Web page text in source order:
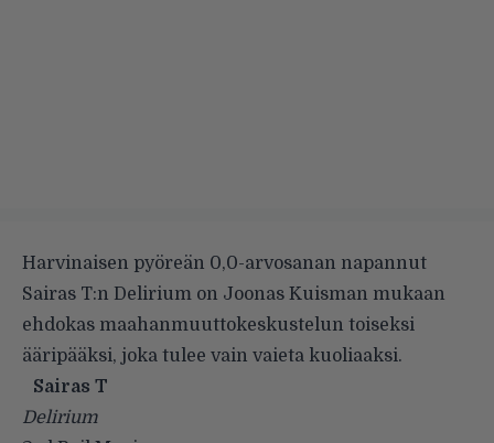
Harvinaisen pyöreän 0,0-arvosanan napannut
Sairas T:n Delirium on Joonas Kuisman mukaan
ehdokas maahanmuuttokeskustelun toiseksi
ääripääksi, joka tulee vain vaieta kuoliaaksi.
Sairas T
Delirium